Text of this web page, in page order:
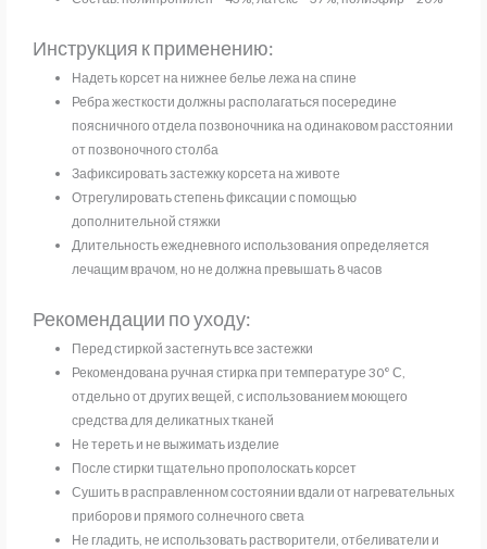
Инструкция к применению:
Надеть корсет на нижнее белье лежа на спине
Ребра жесткости должны располагаться посередине
поясничного отдела позвоночника на одинаковом расстоянии
от позвоночного столба
Зафиксировать застежку корсета на животе
Отрегулировать степень фиксации с помощью
дополнительной стяжки
Длительность ежедневного использования определяется
лечащим врачом, но не должна превышать 8 часов
Рекомендации по уходу:
Перед стиркой застегнуть все застежки
Рекомендована ручная стирка при температуре 30° С,
отдельно от других вещей, с использованием моющего
средства для деликатных тканей
Не тереть и не выжимать изделие
После стирки тщательно прополоскать корсет
Сушить в расправленном состоянии вдали от нагревательных
приборов и прямого солнечного света
Не гладить, не использовать растворители, отбеливатели и